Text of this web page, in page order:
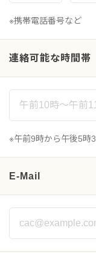
※携帯電話番号など
連絡可能な時間帯
※午前9時から午後5時
E-Mail